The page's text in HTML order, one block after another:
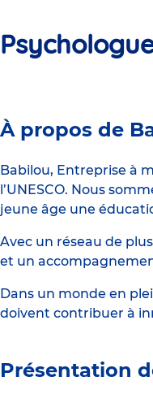
Babilou
Larringes
Jardy
À propos de
Babilou, Entreprise à
l’UNESCO. Nous
jeune âge une
Avec un réseau de
et un
Dans un monde en
doivent contribuer à
Présentation